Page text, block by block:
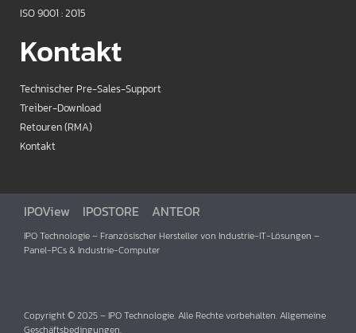
ISO 9001 : 2015
Kontakt
Technischer Pre-Sales-Support
Treiber-Download
Retouren (RMA)
Kontakt
IPOView IPOSTORE ANTEOR
IPO Technologie – Französischer Hersteller von Industrie-IT-Lösungen –
Panel-PCs & Industrie-Computer
Copyright © 2025 – IPO Technologie. Alle Rechte vorbehalten. Allgemeine
Geschäftsbedingungen.